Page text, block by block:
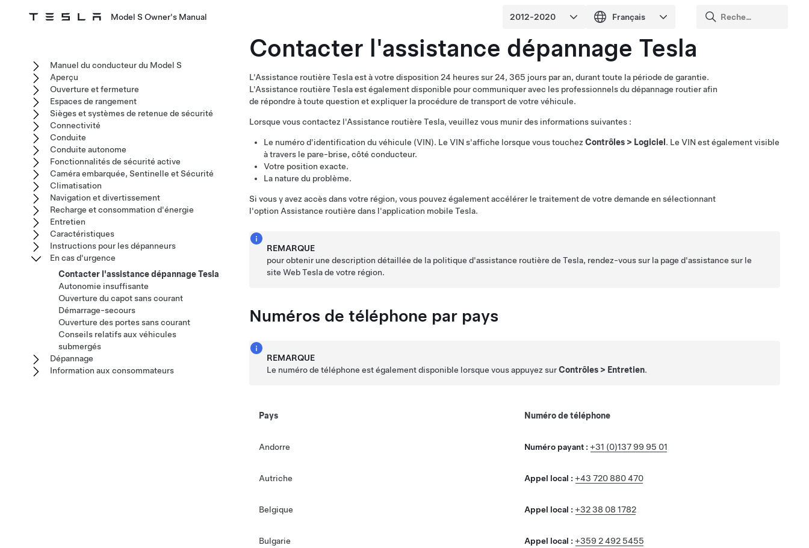
Model S Owner's Manual
Contacter l'assistance dépannage Tesla
L'Assistance routière Tesla est à votre disposition 24 heures sur 24, 365 jours par an, durant toute la période de garantie.
L'Assistance routière Tesla est également disponible pour communiquer avec les professionnels du dépannage routier afin
de répondre à toute question et expliquer la procédure de transport de votre véhicule.
Lorsque vous contactez l'Assistance routière Tesla, veuillez vous munir des informations suivantes :
Le numéro d'identification du véhicule (VIN). Le VIN s'affiche lorsque vous touchez Contrôles > Logiciel . Le VIN est également visible
à travers le pare-brise, côté conducteur.
Votre position exacte.
La nature du problème.
Si vous y avez accès dans votre région, vous pouvez également accélérer le traitement de votre demande en sélectionnant
l'option Assistance routière dans l'application mobile Tesla.
REMARQUE
pour obtenir une description détaillée de la politique d'assistance routière de Tesla, rendez-vous sur la page d'assistance sur le
site Web Tesla de votre région.
Numéros de téléphone par pays
REMARQUE
Le numéro de téléphone est également disponible lorsque vous appuyez surContrôles > Entretien.
Pays Numéro de téléphone
Andorre Numéro payant : +31 (0)137 99 95 01
Autriche Appel local : +43 720 880 470
Belgique Appel local : +32 38 08 1782
Bulgarie Appel local : +359 2 492 5455
Manuel du conducteur du Model S
Aperçu
Ouverture et fermeture
Espaces de rangement
Sièges et systèmes de retenue de sécurité
Connectivité
Conduite
Conduite autonome
Fonctionnalités de sécurité active
Caméra embarquée, Sentinelle et Sécurité
Climatisation
Navigation et divertissement
Recharge et consommation d'énergie
Entretien
Caractéristiques
Instructions pour les dépanneurs
En cas d'urgence
Contacter l'assistance dépannage Tesla
Autonomie insuffisante
Ouverture du capot sans courant
Démarrage-secours
Ouverture des portes sans courant
Conseils relatifs aux véhicules
submergés
Dépannage
Information aux consommateurs